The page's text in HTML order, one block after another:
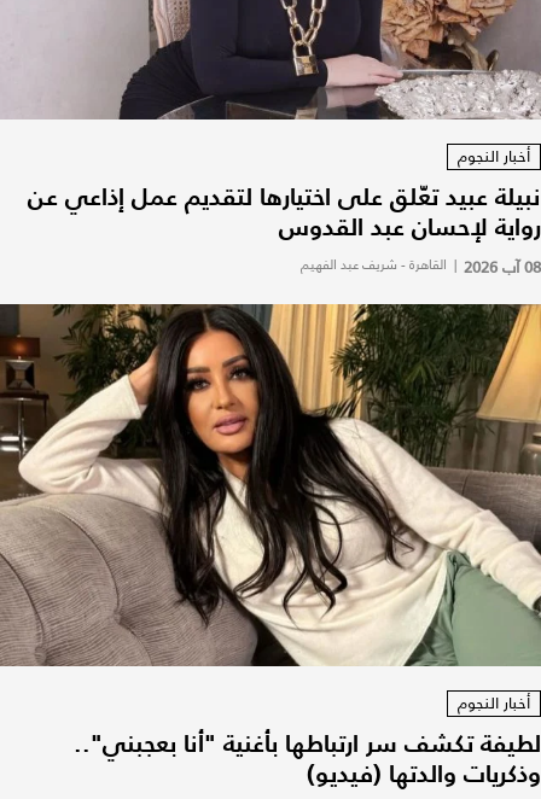
أخبار النجوم
نبيلة عبيد تعّلق على اختيارها لتقديم عمل إذاعي عن
رواية لإحسان عبد القدوس
08 آب 2026 | القاهرة - شريف عبد الفهيم
أخبار النجوم
لطيفة تكشف سر ارتباطها بأغنية "أنا بعجبني"..
وذكريات والدتها (فيديو)